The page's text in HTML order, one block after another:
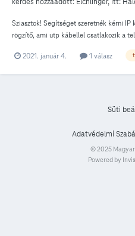
Sziasztok! Segítséget szeretnék kérni
rögzítő, ami utp kábellel csatlakozik a
hálózatra nem érem el a kamerát. Port
2021. január 4. 1 válasz
Süti
Adatvédelmi
© 2025
Powered by